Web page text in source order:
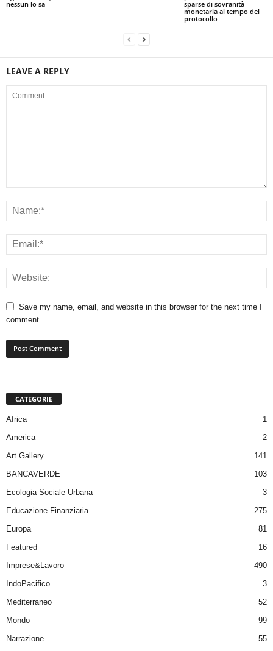
nessun lo sa
sparse di sovranità
monetaria al tempo del
protocollo
LEAVE A REPLY
Save my name, email, and website in this browser for the next time I
comment.
CATEGORIE
Africa
1
America
2
Art Gallery
141
BANCAVERDE
103
Ecologia Sociale Urbana
3
Educazione Finanziaria
275
Europa
81
Featured
16
Imprese&Lavoro
490
IndoPacifico
3
Mediterraneo
52
Mondo
99
Narrazione
55